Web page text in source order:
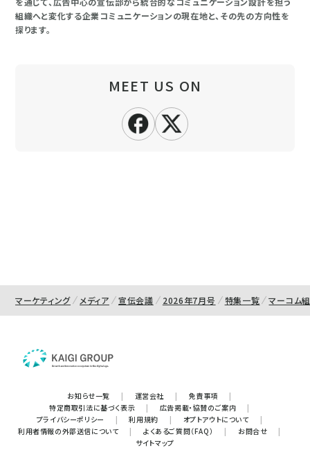
組織へと変化する企業コミュニケーションの現在地と、その先の方向性を
探ります。
MEET US ON
マーケティング メディア 宣伝会議 2026年7月号 特集一覧 マーコム
お知らせ一覧 | 運営会社 | 免責事項
|
特定商取引法に基づく表示
| 広告掲載・協賛のご案内
|
プライバシーポリシー
| 利用規約 | オプトアウトについて
|
利用者情報の外部送信について
| よくあるご質問（FAQ） | お問合せ
|
サイトマップ